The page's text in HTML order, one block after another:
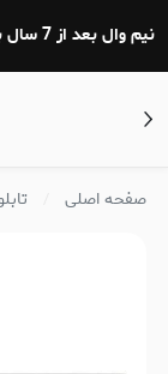
نیم وال بعد از 7 سال به کار خودش پایان داد به امید شروع به کار مجدد : )
صفحه اصلی